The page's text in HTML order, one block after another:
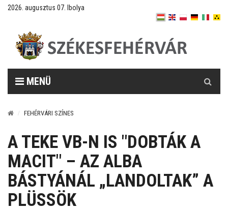
2026. augusztus 07. Ibolya
MENÜ
FEHÉRVÁRI SZÍNES
A TEKE VB-N IS "DOBTÁK A
MACIT" – AZ ALBA
BÁSTYÁNÁL „LANDOLTAK” A
PLÜSSÖK